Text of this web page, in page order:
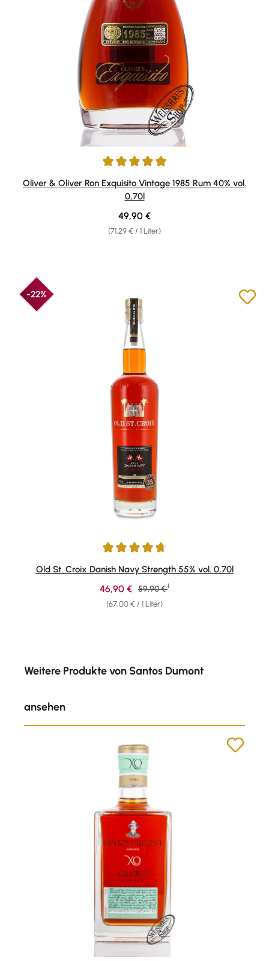
Durchschnittliche Bewertung von 4.96 von 5 Sternen
Oliver & Oliver Ron Exquisito Vintage 1985 Rum 40% vol.
0,70l
(71,29 € / 1 Liter)
Regulärer Preis:
49,90 €
-22%
Durchschnittliche Bewertung von 4.8 von 5 Sternen
Old St. Croix Danish Navy Strength 55% vol. 0,70l
(67,00 € / 1 Liter)
Verkaufspreis:
46,90 € Regulärer Preis:
59,90 € 1
Weitere Produkte von Santos Dumont
ansehen